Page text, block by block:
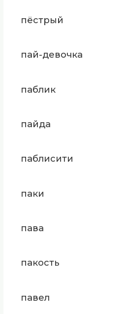
пёстрый
пай-девочка
паблик
пайда
паблисити
паки
пава
пакость
павел